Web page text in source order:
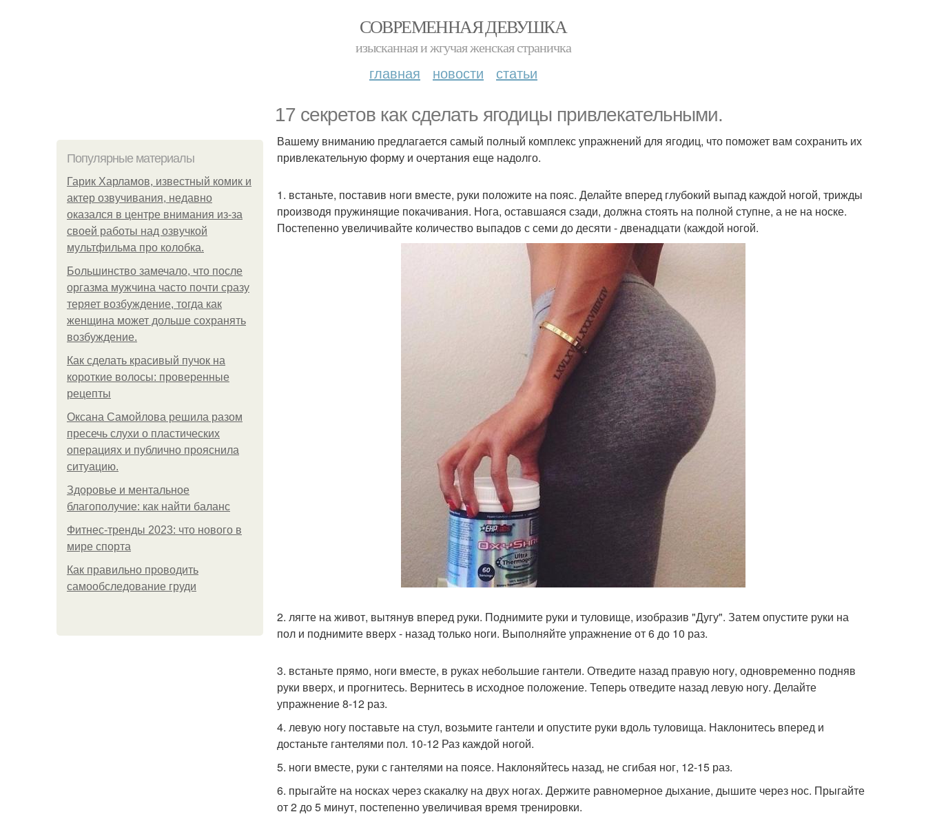
СОВРЕМЕННАЯ ДЕВУШКА
изысканная и жгучая женская страничка
главная новости статьи
17 секретов как сделать ягодицы привлекательными.
Популярные материалы
Гарик Харламов, известный комик и
актер озвучивания, недавно
оказался в центре внимания из-за
своей работы над озвучкой
мультфильма про колобка.
Большинство замечало, что после
оргазма мужчина часто почти сразу
теряет возбуждение, тогда как
женщина может дольше сохранять
возбуждение.
Как сделать красивый пучок на
короткие волосы: проверенные
рецепты
Оксана Самойлова решила разом
пресечь слухи о пластических
операциях и публично прояснила
ситуацию.
Здоровье и ментальное
благополучие: как найти баланс
Фитнес-тренды 2023: что нового в
мире спорта
Как правильно проводить
самообследование груди
Вашему вниманию предлагается самый полный комплекс упражнений для ягодиц, что поможет вам сохранить их
привлекательную форму и очертания еще надолго.
1. встаньте, поставив ноги вместе, руки положите на пояс. Делайте вперед глубокий выпад каждой ногой, трижды
производя пружинящие покачивания. Нога, оставшаяся сзади, должна стоять на полной ступне, а не на носке.
Постепенно увеличивайте количество выпадов с семи до десяти - двенадцати (каждой ногой.
2. лягте на живот, вытянув вперед руки. Поднимите руки и туловище, изобразив "Дугу". Затем опустите руки на
пол и поднимите вверх - назад только ноги. Выполняйте упражнение от 6 до 10 раз.
3. встаньте прямо, ноги вместе, в руках небольшие гантели. Отведите назад правую ногу, одновременно подняв
руки вверх, и прогнитесь. Вернитесь в исходное положение. Теперь отведите назад левую ногу. Делайте
упражнение 8-12 раз.
4. левую ногу поставьте на стул, возьмите гантели и опустите руки вдоль туловища. Наклонитесь вперед и
достаньте гантелями пол. 10-12 Раз каждой ногой.
5. ноги вместе, руки с гантелями на поясе. Наклоняйтесь назад, не сгибая ног, 12-15 раз.
6. прыгайте на носках через скакалку на двух ногах. Держите равномерное дыхание, дышите через нос. Прыгайте
от 2 до 5 минут, постепенно увеличивая время тренировки.